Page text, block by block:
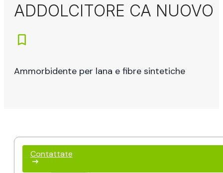
ADDOLCITORE CA NUOVO
Ammorbidente per lana e fibre sintetiche
Contattate